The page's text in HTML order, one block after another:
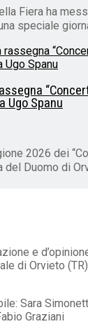
Fiera ha
speciale
Ugo Spanu
2026 dei
del Duomo di
e
di Orvieto
Sara
Graziani